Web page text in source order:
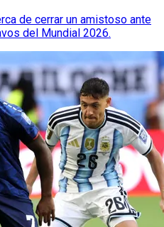
de cerrar un amistoso ante
del Mundial 2026.